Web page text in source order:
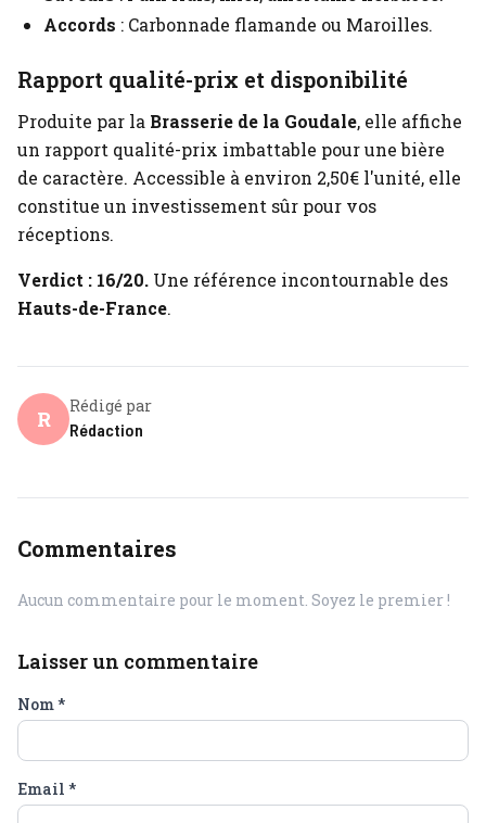
Accords : Carbonnade flamande ou Maroilles.
Rapport qualité-prix et disponibilité
Produite par la Brasserie de la Goudale, elle affiche
un rapport qualité-prix imbattable pour une bière
de caractère. Accessible à environ 2,50€ l'unité, elle
constitue un investissement sûr pour vos
réceptions.
Verdict : 16/20. Une référence incontournable des
Hauts-de-France.
R
Rédigé par
Rédaction
Commentaires
Aucun commentaire pour le moment. Soyez le premier !
Laisser un commentaire
Nom*
Email *